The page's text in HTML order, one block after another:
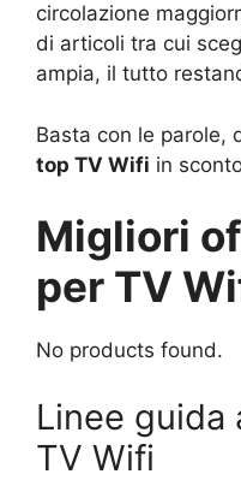
circolazione
di articoli tra cui
ampia, il tutto
Basta con le parole,
top TV Wifi in
Migliori
per TV
No products found.
Linee guida
TV Wifi